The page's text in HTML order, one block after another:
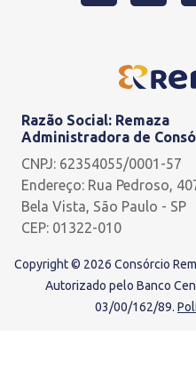
Razão Social: Remaza
Administradora de
CNPJ: 62354055/0001-57
Endereço: Rua Pedroso,
Bela Vista, São Paulo - SP
CEP: 01322-010
Copyright © 2026 Consórcio
Autorizado pelo Banco
03/00/162/89.